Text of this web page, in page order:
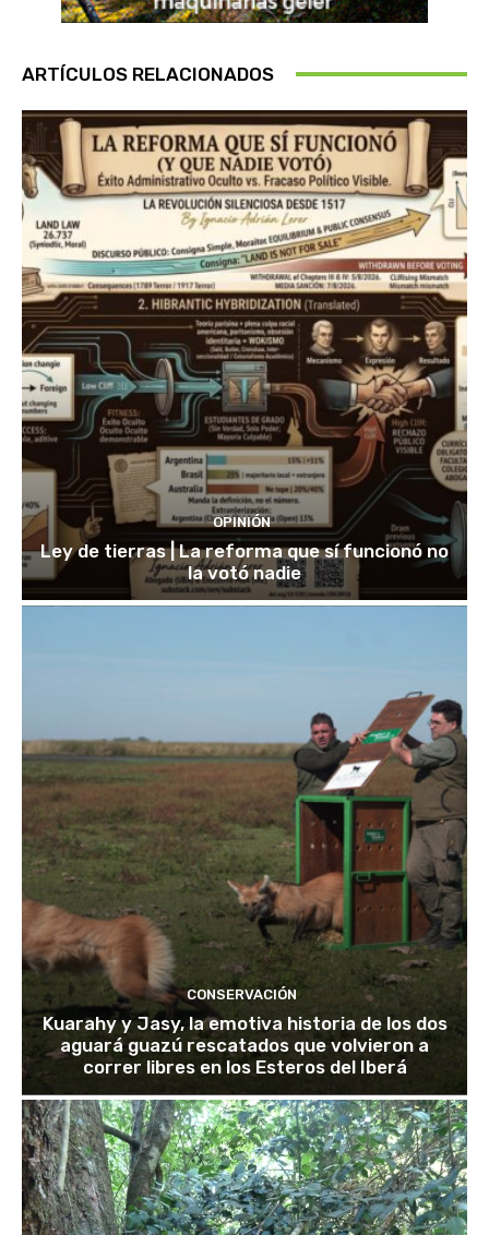
ARTÍCULOS RELACIONADOS
OPINIÓN
Ley de tierras | La reforma que sí funcionó no
la votó nadie
CONSERVACIÓN
Kuarahy y Jasy, la emotiva historia de los dos
aguará guazú rescatados que volvieron a
correr libres en los Esteros del Iberá